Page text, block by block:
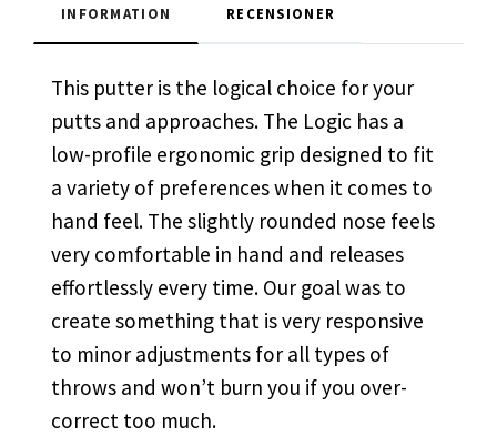
INFORMATION RECENSIONER
This putter is the logical choice for your
putts and approaches. The Logic has a
low-profile ergonomic grip designed to fit
a variety of preferences when it comes to
hand feel. The slightly rounded nose feels
very comfortable in hand and releases
effortlessly every time. Our goal was to
create something that is very responsive
to minor adjustments for all types of
throws and won’t burn you if you over-
correct too much.